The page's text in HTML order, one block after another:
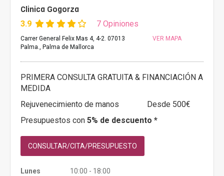
Clinica Gogorza
3.9 7 Opiniones
Carrer General Felix Mas 4, 4-2. 07013
Palma., Palma de Mallorca
VER MAPA
PRIMERA CONSULTA GRATUITA & FINANCIACIÓN A
MEDIDA
Rejuvenecimiento de manos
Desde 500€
Presupuestos con 5% de descuento *
CONSULTAR/CITA/PRESUPUESTO
Lunes
10:00 - 18:00